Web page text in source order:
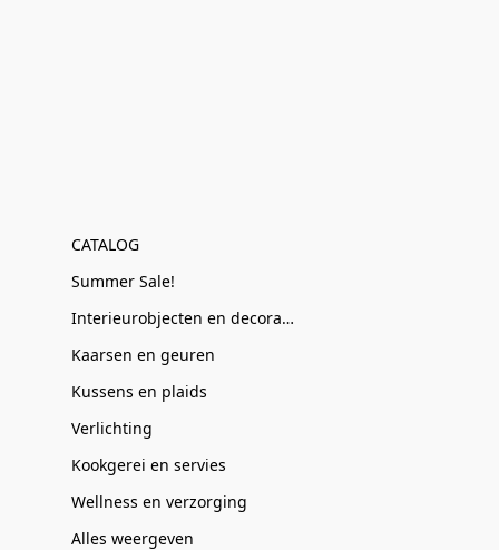
CATALOG
Summer Sale!
Interieurobjecten en decoratie
Kaarsen en geuren
Kussens en plaids
Verlichting
Kookgerei en servies
Wellness en verzorging
Alles weergeven